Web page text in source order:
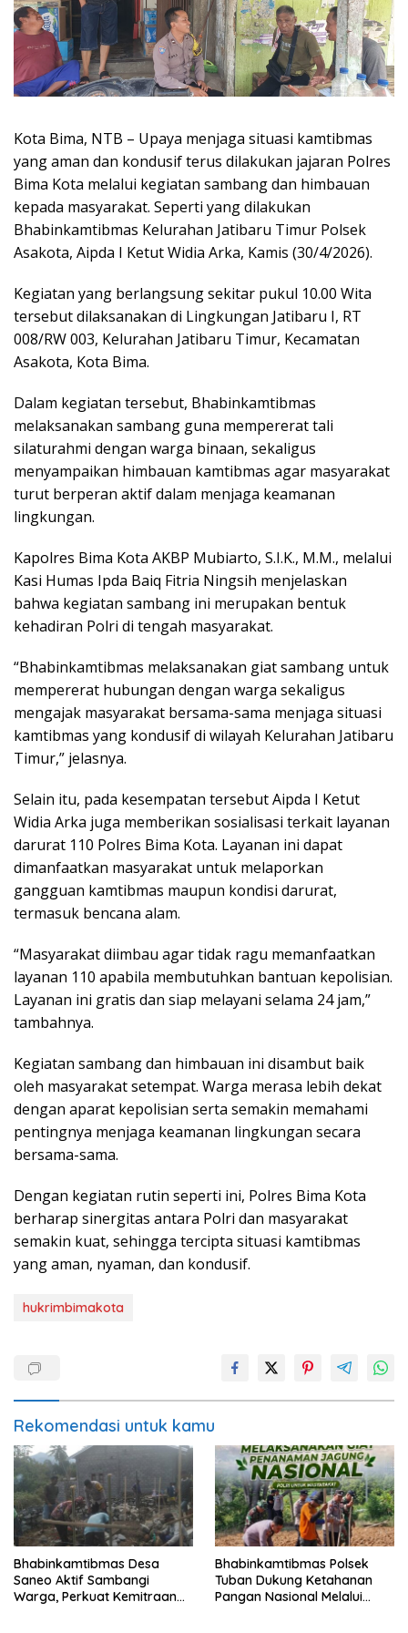
Kota Bima, NTB – Upaya menjaga situasi kamtibmas
yang aman dan kondusif terus dilakukan jajaran Polres
Bima Kota melalui kegiatan sambang dan himbauan
kepada masyarakat. Seperti yang dilakukan
Bhabinkamtibmas Kelurahan Jatibaru Timur Polsek
Asakota, Aipda I Ketut Widia Arka, Kamis (30/4/2026).
Kegiatan yang berlangsung sekitar pukul 10.00 Wita
tersebut dilaksanakan di Lingkungan Jatibaru I, RT
008/RW 003, Kelurahan Jatibaru Timur, Kecamatan
Asakota, Kota Bima.
Dalam kegiatan tersebut, Bhabinkamtibmas
melaksanakan sambang guna mempererat tali
silaturahmi dengan warga binaan, sekaligus
menyampaikan himbauan kamtibmas agar masyarakat
turut berperan aktif dalam menjaga keamanan
lingkungan.
Kapolres Bima Kota AKBP Mubiarto, S.I.K., M.M., melalui
Kasi Humas Ipda Baiq Fitria Ningsih menjelaskan
bahwa kegiatan sambang ini merupakan bentuk
kehadiran Polri di tengah masyarakat.
“Bhabinkamtibmas melaksanakan giat sambang untuk
mempererat hubungan dengan warga sekaligus
mengajak masyarakat bersama-sama menjaga situasi
kamtibmas yang kondusif di wilayah Kelurahan Jatibaru
Timur,” jelasnya.
Selain itu, pada kesempatan tersebut Aipda I Ketut
Widia Arka juga memberikan sosialisasi terkait layanan
darurat 110 Polres Bima Kota. Layanan ini dapat
dimanfaatkan masyarakat untuk melaporkan
gangguan kamtibmas maupun kondisi darurat,
termasuk bencana alam.
“Masyarakat diimbau agar tidak ragu memanfaatkan
layanan 110 apabila membutuhkan bantuan kepolisian.
Layanan ini gratis dan siap melayani selama 24 jam,”
tambahnya.
Kegiatan sambang dan himbauan ini disambut baik
oleh masyarakat setempat. Warga merasa lebih dekat
dengan aparat kepolisian serta semakin memahami
pentingnya menjaga keamanan lingkungan secara
bersama-sama.
Dengan kegiatan rutin seperti ini, Polres Bima Kota
berharap sinergitas antara Polri dan masyarakat
semakin kuat, sehingga tercipta situasi kamtibmas
yang aman, nyaman, dan kondusif.
hukrimbimakota
Rekomendasi untuk kamu
Bhabinkamtibmas Desa
Saneo Aktif Sambangi
Warga, Perkuat Kemitraan
Bhabinkamtibmas Polsek
Tuban Dukung Ketahanan
Pangan Nasional Melalui